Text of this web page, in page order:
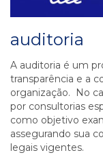
auditoria
A auditoria é um
transparência e a
organização. No
por consultorias
como objetivo
assegurando sua
legais vigentes.